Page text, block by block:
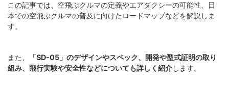
この記事では、空飛ぶクルマの定義やエアタクシーの可能性、日
本での空飛ぶクルマの普及に向けたロードマップなどを解説しま
す。
また、
「SD-05」のデザインやスペック、開発や型式証明の取り
組み、飛行実験や安全性などについても詳しく紹介します。